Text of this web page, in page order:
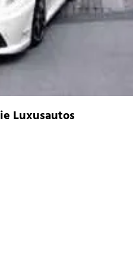
Luxusautos